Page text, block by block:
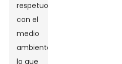
respetuosas
con el
medio
ambiente,
lo que